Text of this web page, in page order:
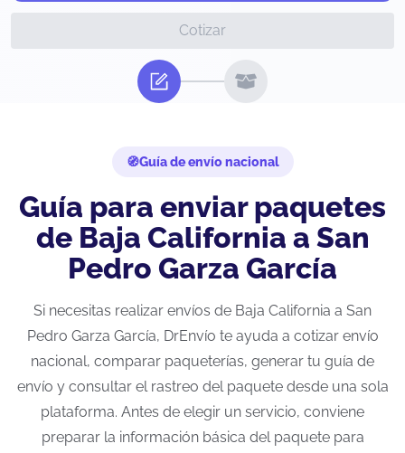
Cotizar
Guía de envío nacional
Guía para enviar paquetes
de Baja California a San
Pedro Garza García
Si necesitas realizar envíos de Baja California a San
Pedro Garza García, DrEnvío te ayuda a cotizar envío
nacional, comparar paqueterías, generar tu guía de
envío y consultar el rastreo del paquete desde una sola
plataforma. Antes de elegir un servicio, conviene
preparar la información básica del paquete para